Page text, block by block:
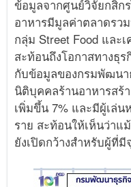
ข้อมูลจากศูนย์วิจัยกสิก
อาหารมีมูลค่าตลาดรว
กลุ่ม Street Food และ
สะท้อนถึงโอกาสทางธุ
กับข้อมูลของกรมพัฒนา
นิติบุคคลร้านอาหารสร้
เพิ่มขึ้น 7% และมีผู้เล่น
ราย สะท้อนให้เห็นว่าแ
ยังเปิดกว้างสำหรับผู้ที่